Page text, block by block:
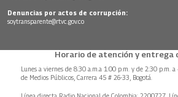
Denuncias por actos de corrupción:
soytransparente@rtvc.gov.co
Horario de atención y entrega
Lunes a viernes de 8:30 a.m.a 1:00 p.m. y de 2:30 p.m. a
de Medios Públicos, Carrera 45 # 26-33, Bogotá.